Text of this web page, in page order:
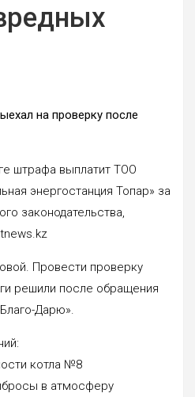
на проверку после
штрафа выплатит ТОО
энергостанция Топар» за
законодательства,
Провести проверку
решили после обращения
Дарю».
котла №8
в атмосферу